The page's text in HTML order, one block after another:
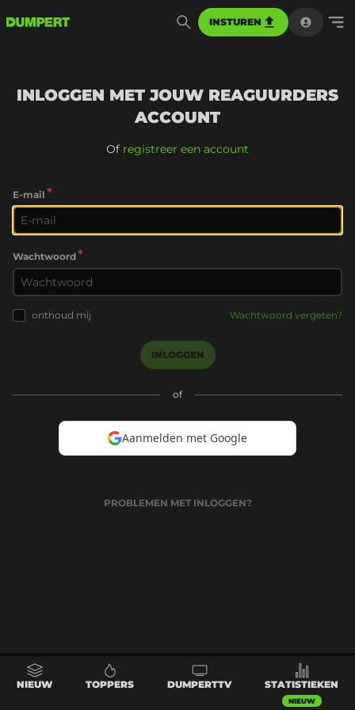
INSTUREN
INLOGGEN MET JOUW REAGUURDERS
ACCOUNT
Of registreer een account
E-mail *
Wachtwoord*
onthoud mij Wachtwoord vergeten?
INLOGGEN
of
Aanmelden met Google
PROBLEMEN MET INLOGGEN?
NIEUW TOPPERS DUMPERTTV STATISTIEKEN
NIEUW